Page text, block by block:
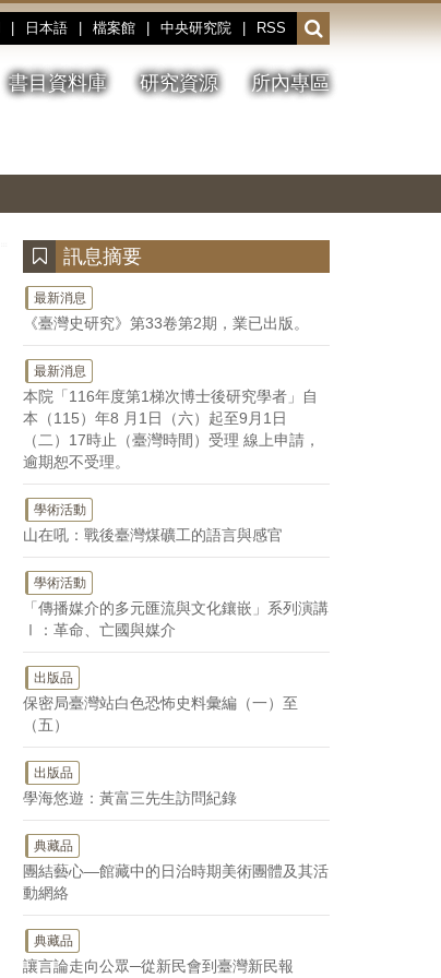
日本語 檔案館 中央研究院 RSS
開
啟
或
收
書目資料庫 研究資源 所內專區
停、
圖
圖
結
訊息摘要
最新消息
《臺灣史研究》第33卷第2期，業已出版。
最新消息
本院「116年度第1梯次博士後研究學者」自
本（115）年8 月1日（六）起至9月1日
（二）17時止（臺灣時間）受理 線上申請，
逾期恕不受理。
學術活動
山在吼：戰後臺灣煤礦工的語言與感官
學術活動
「傳播媒介的多元匯流與文化鑲嵌」系列演講
Ⅰ：革命、亡國與媒介
出版品
保密局臺灣站白色恐怖史料彙編（一）至
（五）
出版品
學海悠遊：黃富三先生訪問紀錄
典藏品
團結藝心—館藏中的日治時期美術團體及其活
動網絡
典藏品
讓言論走向公眾─從新民會到臺灣新民報